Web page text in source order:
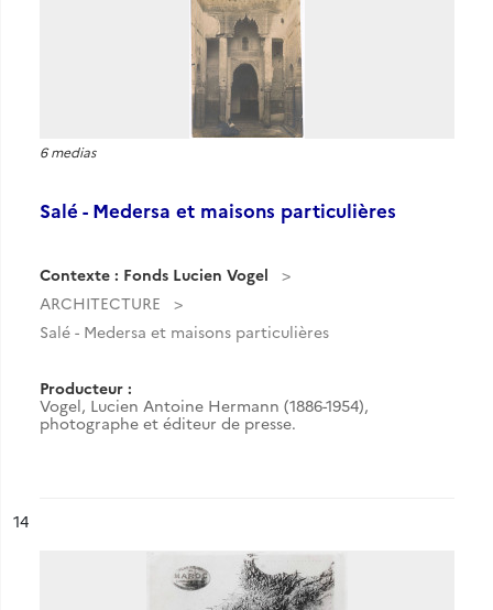
6 medias
Salé - Medersa et maisons particulières
Contexte : Fonds Lucien Vogel
ARCHITECTURE
Salé - Medersa et maisons particulières
Producteur :
Vogel, Lucien Antoine Hermann (1886-1954),
photographe et éditeur de presse.
n°
14